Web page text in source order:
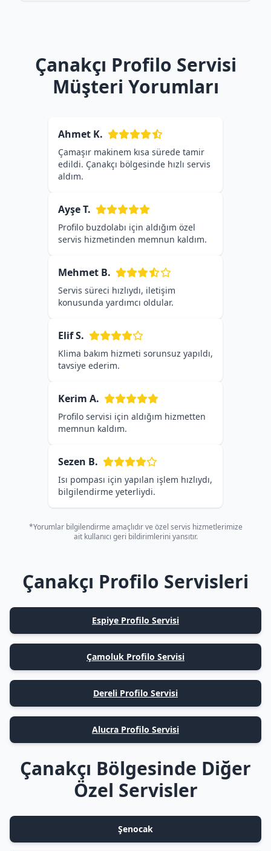
Çanakçı Profilo Servisi
Müşteri Yorumları
Ahmet K.
Çamaşır makinem kısa sürede tamir
edildi. Çanakçı bölgesinde hızlı servis
aldım.
Ayşe T.
Profilo buzdolabı için aldığım özel
servis hizmetinden memnun kaldım.
Mehmet B.
Servis süreci hızlıydı, iletişim
konusunda yardımcı oldular.
Elif S.
Klima bakım hizmeti sorunsuz yapıldı,
tavsiye ederim.
Kerim A.
Profilo servisi için aldığım hizmetten
memnun kaldım.
Sezen B.
Isı pompası için yapılan işlem hızlıydı,
bilgilendirme yeterliydi.
*Yorumlar bilgilendirme amaçlıdır ve özel servis hizmetlerimize
ait kullanıcı geri bildirimlerini yansıtır.
Çanakçı Profilo Servisleri
Espiye Profilo Servisi
Çamoluk Profilo Servisi
Dereli Profilo Servisi
Alucra Profilo Servisi
Çanakçı Bölgesinde Diğer
Özel Servisler
Şenocak